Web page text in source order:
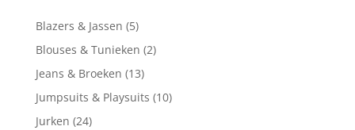
Blazers & Jassen 55
producten
Blouses & Tunieken 22
Jeans & Broeken 1313
producten
Jumpsuits & Playsuits 1010
Jurken 2424